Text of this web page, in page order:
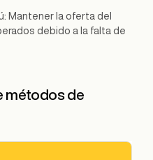
Mantener la oferta del
debido a la falta de
métodos de